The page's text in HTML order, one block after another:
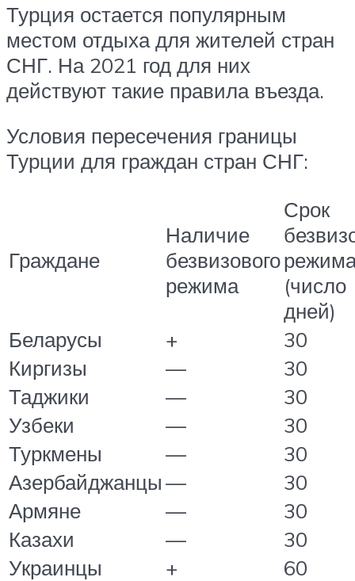
Турция остается популярным
местом отдыха для жителей стран
СНГ. На 2021 год для них
действуют такие правила въезда.
Условия пересечения границы
Турции для граждан стран СНГ:
Граждане
Наличие
безвизового
режима
Срок
(число
дней)
Беларусы
+
30
Киргизы
—
30
Таджики
—
30
Узбеки
—
30
Туркмены
—
30
Азербайджанцы—
30
Армяне
—
30
Казахи
—
30
Украинцы
+
60